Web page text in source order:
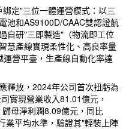
定"三位一體運營模式：以三
池和AS9100D/CAAC雙認證航
自研"三即製造"（物流即工位
慧產線實現柔性化、高良率量
營平臺，生產線自動化率達
釋放，2024年公司首次扭虧為
實現營業收入81.01億元，
歸母淨利潤8.09億元，同比
業平均水準，驗證其"輕裝上陣